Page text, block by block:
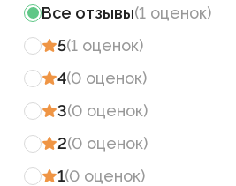
Все отзывы(1 оценок)
5(1 оценок)
4(0 оценок)
3(0 оценок)
2(0 оценок)
1(0 оценок)